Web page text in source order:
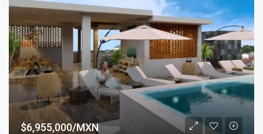
$6,955,000/MXN